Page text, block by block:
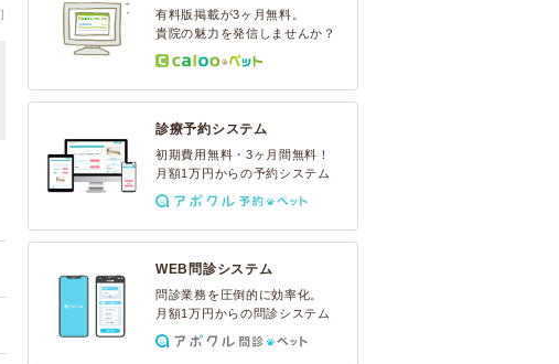
有料版掲載が3ヶ月無料。
貴院の魅力を発信しませんか？
診療予約システム
初期費用無料・3ヶ月間無料！
月額1万円からの予約システム
WEB問診システム
問診業務を圧倒的に効率化。
月額1万円からの問診システム